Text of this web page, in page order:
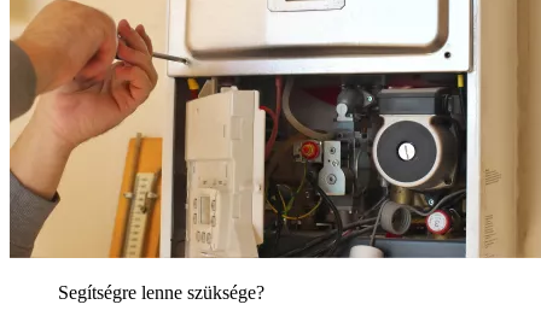
Segítségre lenne szüksége?